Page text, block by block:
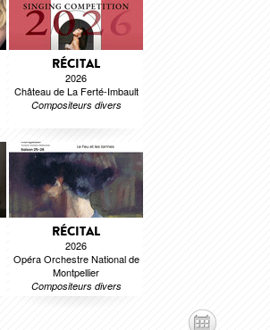
RÉCITAL
2026
Château de La Ferté-Imbault
Compositeurs divers
RÉCITAL
2026
Opéra Orchestre National de
Montpellier
Compositeurs divers